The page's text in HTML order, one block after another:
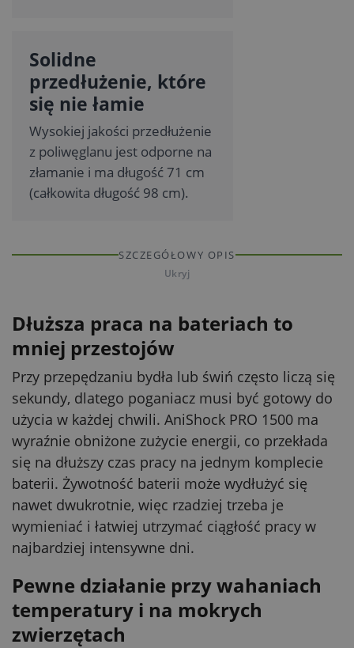
Solidne
przedłużenie, które
się nie łamie
Wysokiej jakości przedłużenie
z poliwęglanu jest odporne na
złamanie i ma długość 71 cm
(całkowita długość 98 cm).
SZCZEGÓŁOWY OPIS
Ukryj
Dłuższa praca na bateriach to
mniej przestojów
Przy przepędzaniu bydła lub świń często liczą się
sekundy, dlatego poganiacz musi być gotowy do
użycia w każdej chwili. AniShock PRO 1500 ma
wyraźnie obniżone zużycie energii, co przekłada
się na dłuższy czas pracy na jednym komplecie
baterii. Żywotność baterii może wydłużyć się
nawet dwukrotnie, więc rzadziej trzeba je
wymieniać i łatwiej utrzymać ciągłość pracy w
najbardziej intensywne dni.
Pewne działanie przy wahaniach
temperatury i na mokrych
zwierzętach